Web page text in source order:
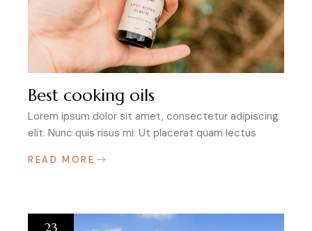
Best cooking oils
Lorem ipsum dolor sit amet, consectetur adipiscing
elit. Nunc quis risus mi. Ut placerat quam lectus
READ MORE
23